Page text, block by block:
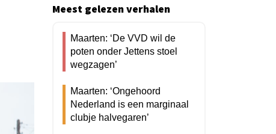
Meest gelezen verhalen
Maarten: ‘De VVD wil de
poten onder Jettens stoel
wegzagen’
Maarten: ‘Ongehoord
Nederland is een marginaal
clubje halvegaren’